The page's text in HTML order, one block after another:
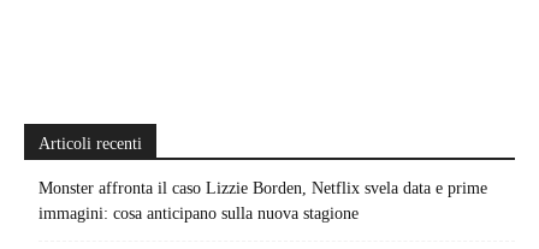
Articoli recenti
Monster affronta il caso Lizzie Borden, Netflix svela data e prime
immagini: cosa anticipano sulla nuova stagione